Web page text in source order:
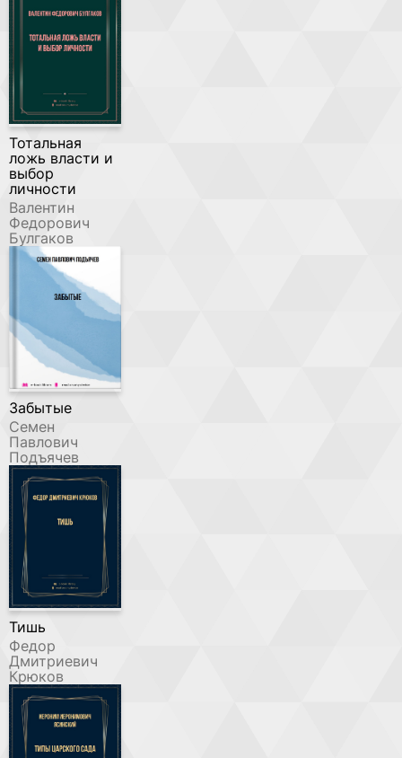
Тотальная
ложь власти и
выбор
личности
Валентин
Федорович
Булгаков
Забытые
Семен
Павлович
Подъячев
Тишь
Федор
Дмитриевич
Крюков